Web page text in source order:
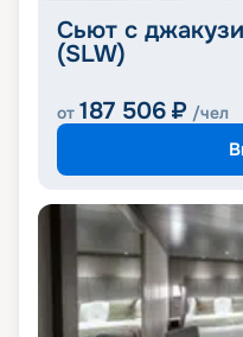
Сьют с
(SLW)
от 187 506 ₽ /чел